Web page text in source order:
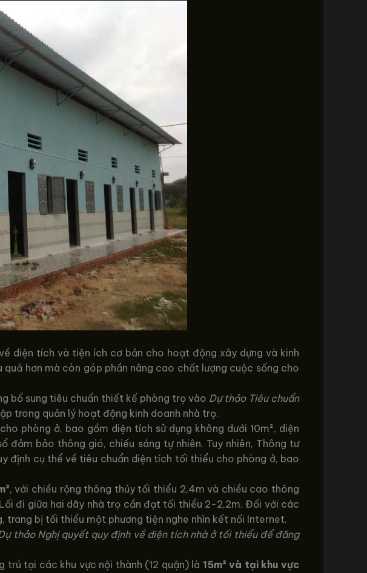
diện tích và tiện ích cơ bản cho hoạt động xây dựng và kinh
hơn mà còn góp phần nâng cao chất lượng cuộc sống cho
bổ sung tiêu chuẩn thiết kế phòng trọ vào Dự thảo Tiêu chuẩn
trong quản lý hoạt động kinh doanh nhà trọ.
phòng ở, bao gồm diện tích sử dụng không dưới 10m², diện
đảm bảo thông gió, chiếu sáng tự nhiên. Tuy nhiên, Thông tư
cụ thể về tiêu chuẩn diện tích tối thiểu cho phòng ở, bao
, với chiều rộng thông thủy tối thiểu 2,4m và chiều cao thông
đi giữa hai dãy nhà trọ cần đạt tối thiểu 2-2,2m. Đối với các
trang bị tối thiểu một phương tiện nghe nhìn kết nối Internet.
thảo Nghị quyết quy định về diện tích nhà ở tối thiểu để đăng
trú tại các khu vực nội thành (12 quận) là 15m² và tại khu vực